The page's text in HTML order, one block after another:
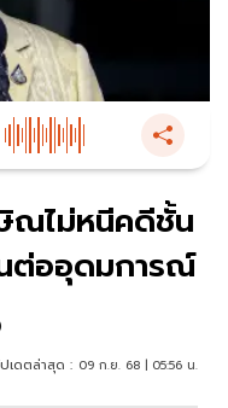
ณไม่หนีคดีชั้น
ต่ออุดมการณ์
เดตล่าสุด : 09 ก.ย. 68 | 05:56 น.